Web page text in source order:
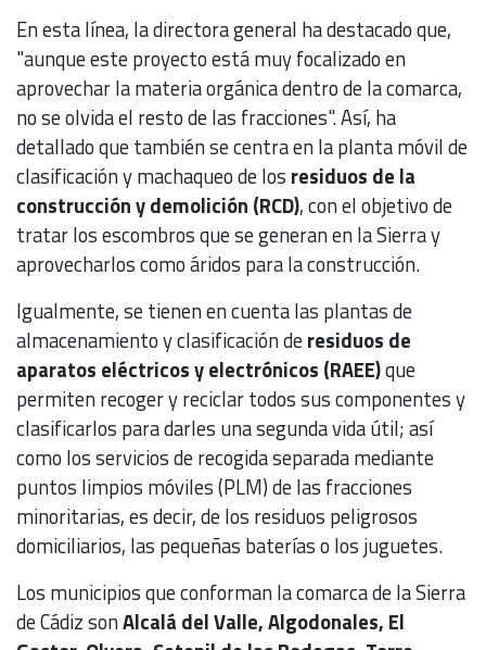
En esta línea, la directora general ha destacado que,
"aunque este proyecto está muy focalizado en
aprovechar la materia orgánica dentro de la comarca,
no se olvida el resto de las fracciones". Así, ha
detallado que también se centra en la planta móvil de
clasificación y machaqueo de los residuos de la
construcción y demolición (RCD), con el objetivo de
tratar los escombros que se generan en la Sierra y
aprovecharlos como áridos para la construcción.
Igualmente, se tienen en cuenta las plantas de
almacenamiento y clasificación deresiduos de
aparatos eléctricos y electrónicos (RAEE)que
permiten recoger y reciclar todos sus componentes y
clasificarlos para darles una segunda vida útil; así
como los servicios de recogida separada mediante
puntos limpios móviles (PLM) de las fracciones
minoritarias, es decir, de los residuos peligrosos
domiciliarios, las pequeñas baterías o los juguetes.
Los municipios que conforman la comarca de la Sierra
de Cádiz sonAlcalá del Valle, Algodonales, El